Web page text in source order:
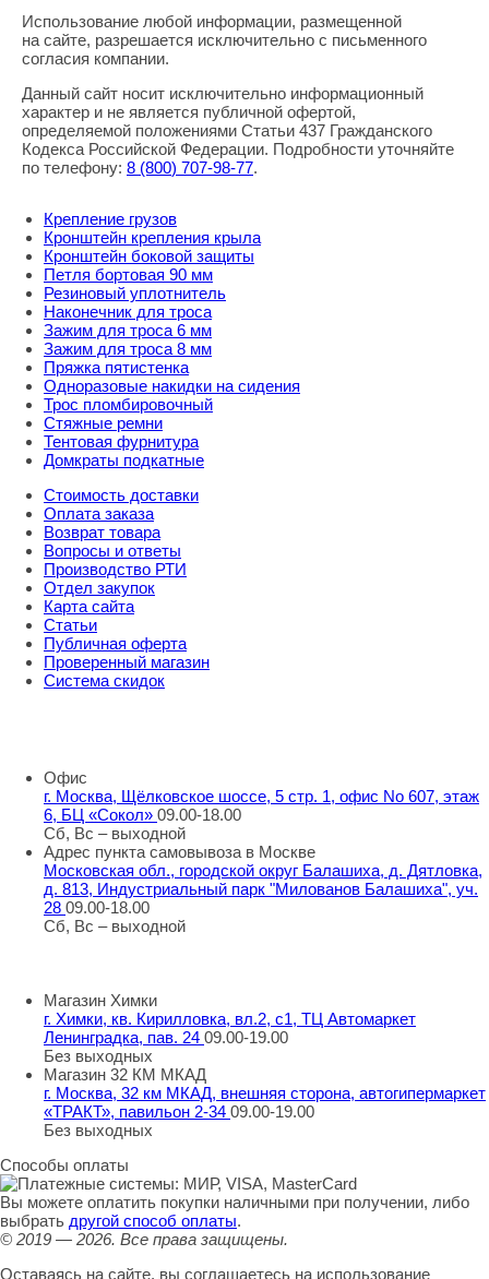
Правовая информация
Использование любой информации, размещенной
на сайте, разрешается исключительно с письменного
согласия компании.
Данный сайт носит исключительно информационный
характер и не является публичной офертой,
определяемой положениями Статьи 437 Гражданского
Кодекса Российской Федерации. Подробности уточняйте
по телефону: 8 (800) 707-98-77.
Крепление грузов
Кронштейн крепления крыла
Кронштейн боковой защиты
Петля бортовая 90 мм
Резиновый уплотнитель
Наконечник для троса
Зажим для троса 6 мм
Зажим для троса 8 мм
Пряжка пятистенка
Одноразовые накидки на сидения
Трос пломбировочный
Стяжные ремни
Тентовая фурнитура
Домкраты подкатные
Стоимость доставки
Оплата заказа
Возврат товара
Вопросы и ответы
Производство РТИ
Отдел закупок
Карта сайта
Статьи
Публичная оферта
Проверенный магазин
Система скидок
Офис
г. Москва, Щёлковское шоссе, 5 стр. 1, офис No 607, этаж
6, БЦ «Сокол» 09.00-18.00
Сб, Вс – выходной
Адрес пункта самовывоза в Москве
Московская обл., городской округ Балашиха, д. Дятловка,
д. 813, Индустриальный парк "Милованов Балашиха", уч.
28 09.00-18.00
Сб, Вс – выходной
Магазин Химки
г. Химки, кв. Кирилловка, вл.2, с1, ТЦ Автомаркет
Ленинградка, пав. 24 09.00-19.00
Без выходных
Магазин 32 КМ МКАД
г. Москва, 32 км МКАД, внешняя сторона, автогипермаркет
«ТРАКТ», павильон 2-34 09.00-19.00
Без выходных
Способы оплаты
Вы можете оплатить покупки наличными при получении, либо
выбрать другой способ оплаты.
© 2019 — 2026. Все права защищены.
Оставаясь на сайте, вы соглашаетесь на использование